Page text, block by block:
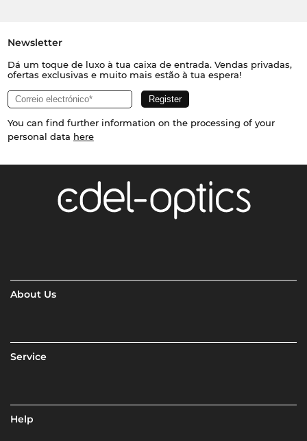
Newsletter
Dá um toque de luxo à tua caixa de entrada. Vendas privadas,
ofertas exclusivas e muito mais estão à tua espera!
You can find further information on the processing of your
personal data here
About Us
Service
Help